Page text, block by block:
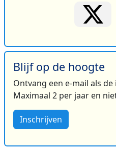
Blijf op de hoogte
Ontvang een e-mail als
Maximaal 2 per jaar en
Inschrijven